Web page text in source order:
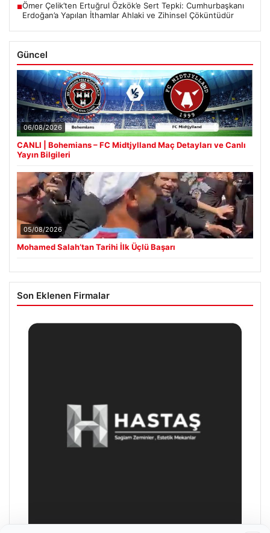
■Ömer Çelik’ten Ertuğrul Özkök’e Sert Tepki: Cumhurbaşkanı
Erdoğan’a Yapılan İthamlar Ahlaki ve Zihinsel Çöküntüdür
Güncel
06/08/2026
CANLI | Bohemians – FC Midtjylland Maç Detayları ve Canlı
Yayın Bilgileri
05/08/2026
Mohamed Salah’tan Tarihi İlk Üçlü Başarı
Son Eklenen Firmalar